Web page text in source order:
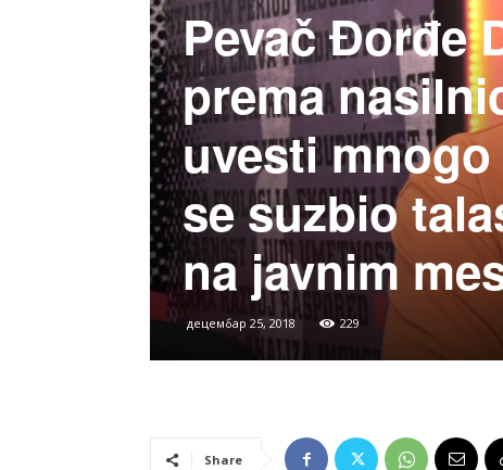
Pevač Đorđe
prema
uvesti
se suzbio
na javnim
децембар 25, 2018 229
Share